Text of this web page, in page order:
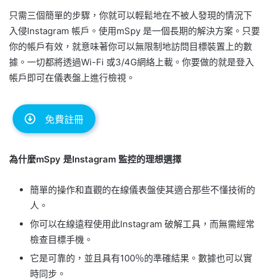
只需三個簡單的步驟，你就可以輕鬆地在不被人發現的情況下
入侵Instagram 帳戶。使用mSpy 是一個長期的解決方案。只要
你的帳戶有效，就意味著你可以無限制地訪問目標裝置上的數
據。一切都將透過Wi-Fi 或3/4G網絡上載。你要做的就是登入
帳戶即可在儀表盤上進行檢視。
免費註冊
為什麼mSpy 是Instagram 監控的理想選擇
簡單的操作和直觀的在線儀表盤使其適合那些不懂技術的
人。
你可以在線遠程使用此Instagram 破解工具，而無需經常
檢查目標手機。
它是可靠的，並且具有100％的準確結果。數據也可以實
時同步。